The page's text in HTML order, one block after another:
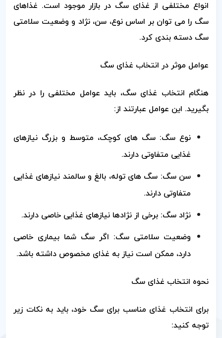
انواع مختلفی از غذای سگ در بازار موجود است. غذاهای
سگ را می توان بر اساس نوع، سن، نژاد و وضعیت سلامتی
سگ دسته بندی کرد.
عوامل موثر در انتخاب غذای سگ
هنگام انتخاب غذای سگ، باید عوامل مختلفی را در نظر
بگیرید. این عوامل عبارتند از:
نوع سگ: سگ های کوچک، متوسط و بزرگ نیازهای
غذایی متفاوتی دارند.
سن سگ: سگ های توله، بالغ و سالمند نیازهای غذایی
متفاوتی دارند.
نژاد سگ: برخی از نژادها نیازهای غذایی خاصی دارند.
وضعیت سلامتی سگ: اگر سگ شما بیماری خاصی
دارد، ممکن است نیاز به غذای مخصوص داشته باشد.
نحوه انتخاب غذای سگ
برای انتخاب غذای مناسب برای سگ خود، باید به نکات زیر
توجه کنید: